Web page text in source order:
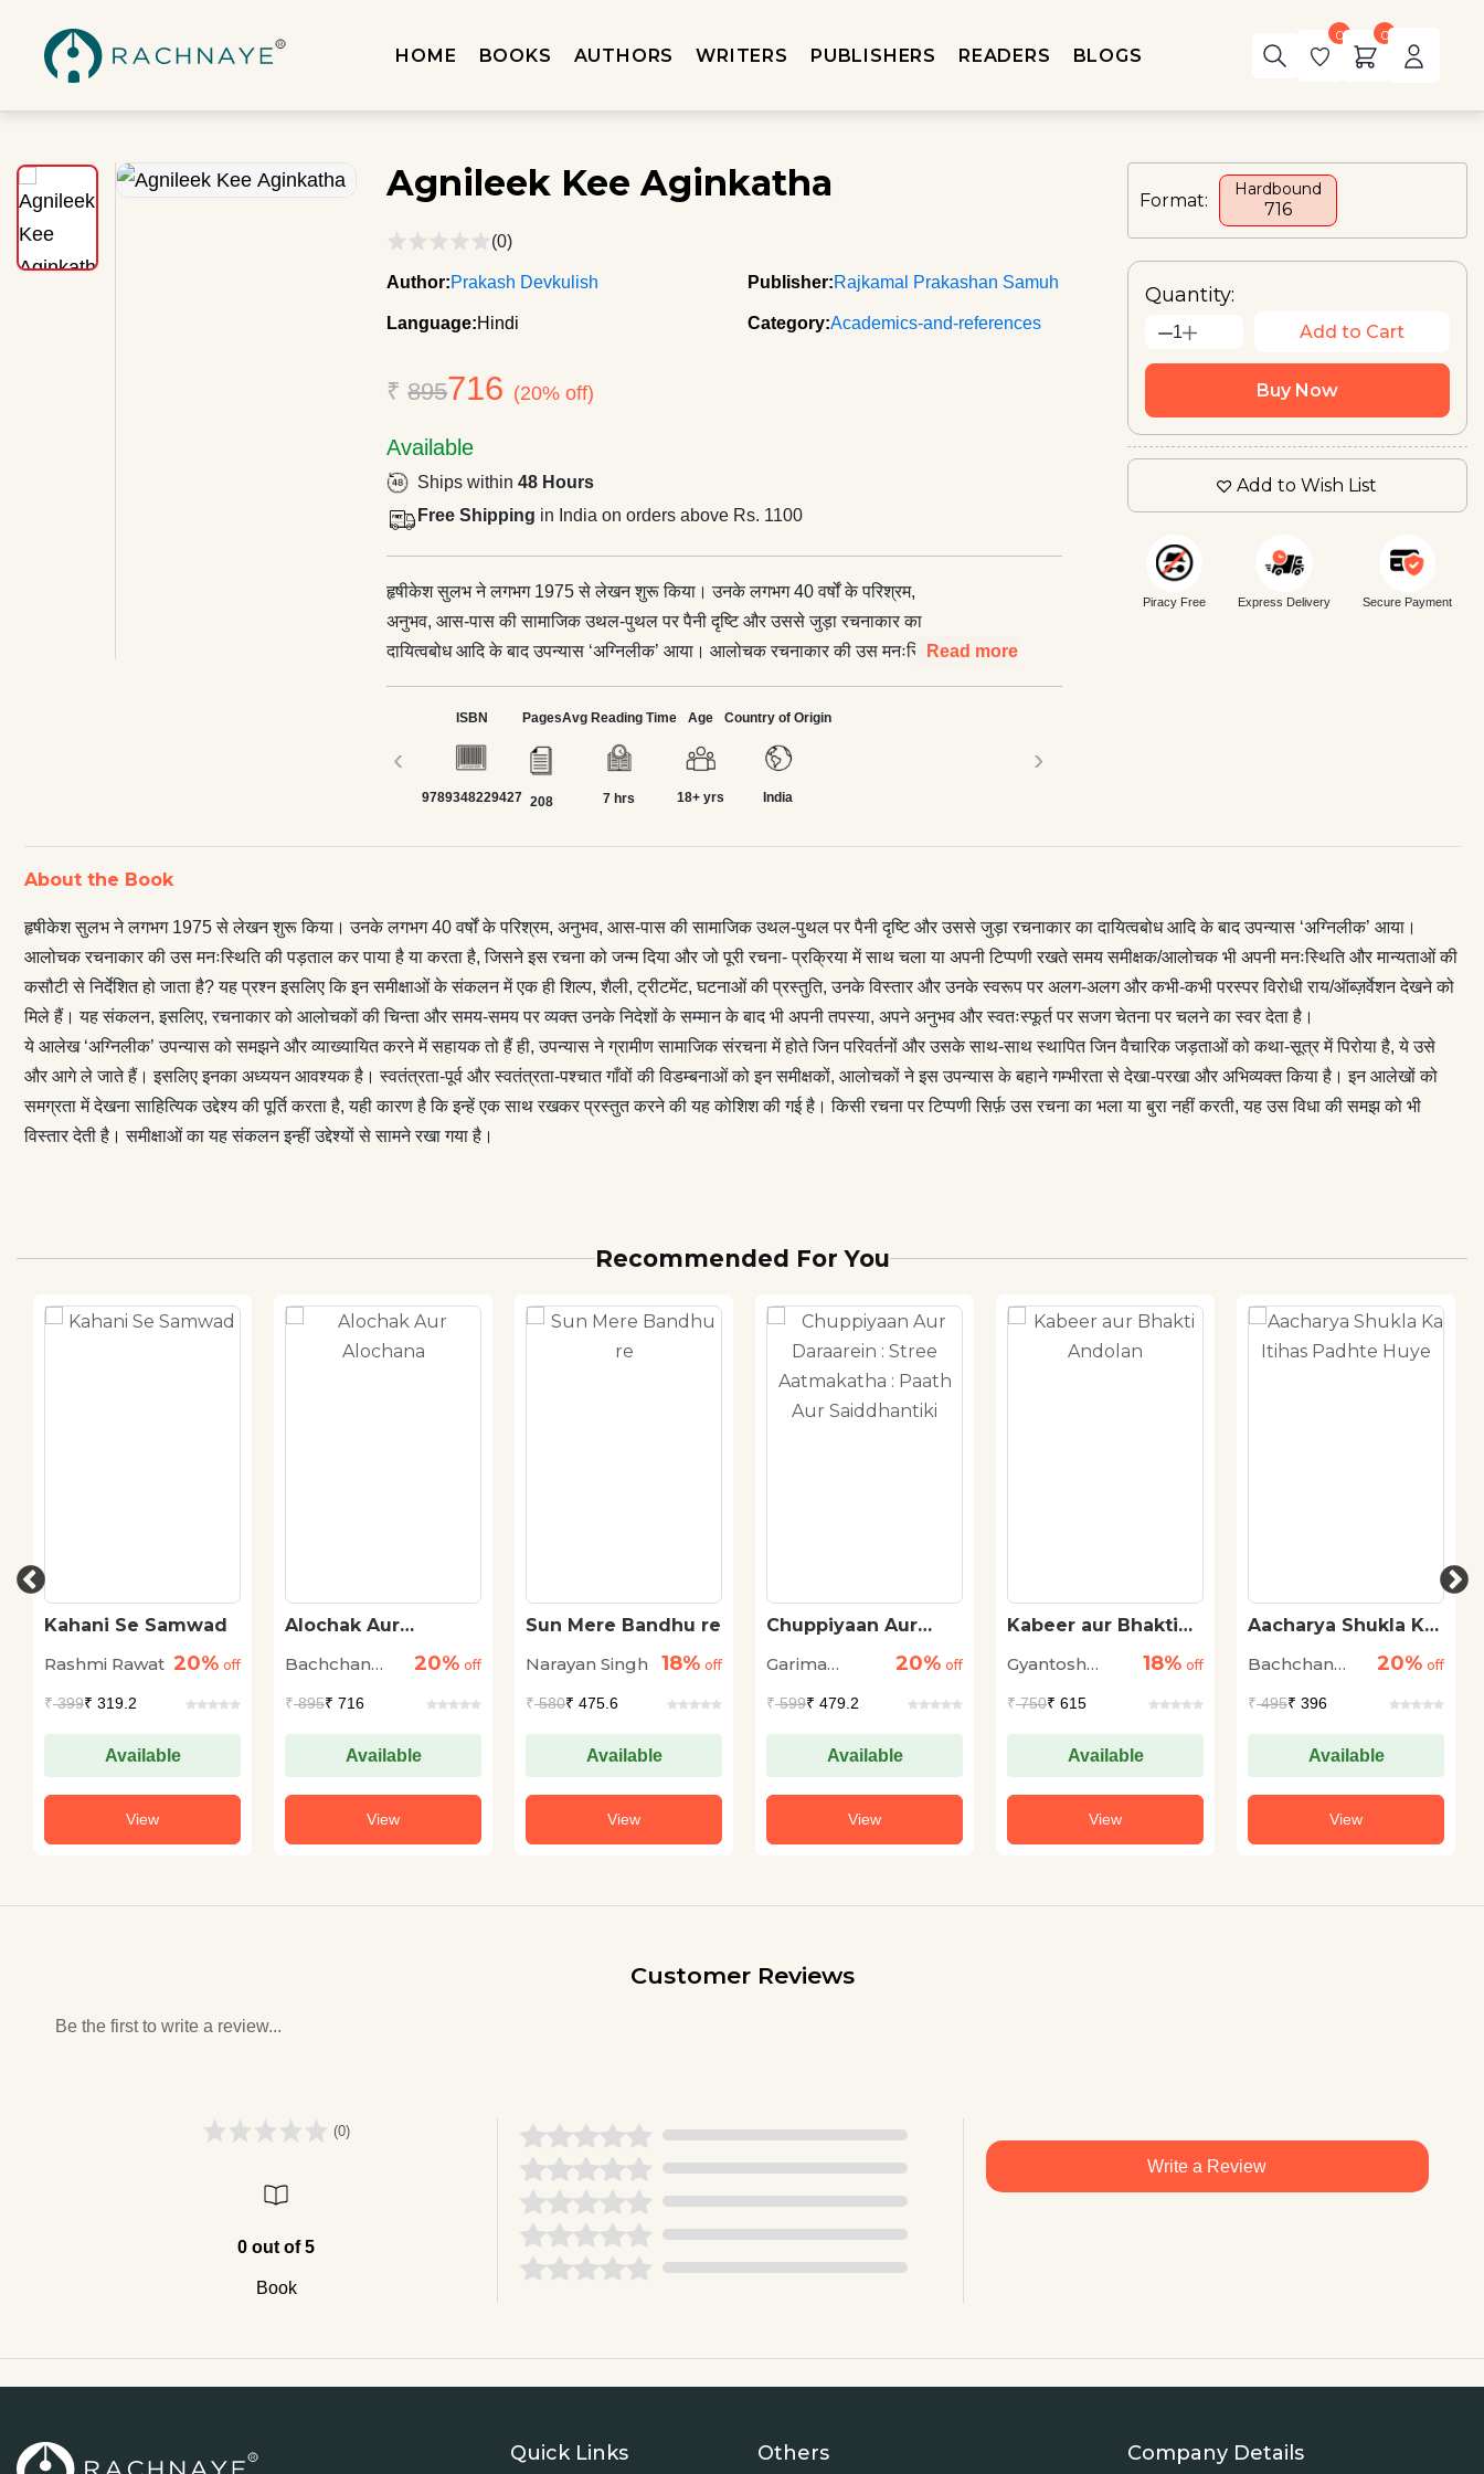
HOME BOOKS AUTHORS WRITERS PUBLISHERS READERS BLOGS
0 0
Agnileek Kee Aginkatha
(0)
Author:Prakash Devkulish Publisher:Rajkamal Prakashan Samuh
Language:Hindi Category:Academics-and-references
₹895716 (20% off)
Available
Ships within48 Hours
Free Shipping in India on orders above Rs. 1100
हृषीकेश सुलभ ने लगभग 1975 से लेखन शुरू किया। उनके लगभग 40 वर्षों के परिश्रम,
अनुभव, आस-पास की सामाजिक उथल-पुथल पर पैनी दृष्टि और उससे जुड़ा रचनाकार का
दायित्वबोध आदि के बाद उपन्यास ‘अग्निलीक’ आया। आलोचक रचनाकार की उस मनःस्थिति
प्रक्रिया में साथ चला या अपनी टिप्पणी रखते समय समीक्षक/आलोचक भी अपनी मनःस्थिति
और मान्यताओं की कसौटी से निर्देशित हो जाता है? यह प्रश्न इसलिए कि इन समीक्षाओं के
संकलन में एक ही शिल्प, शैली, ट्रीटमेंट, घटनाओं की प्रस्तुति, उनके विस्तार और उनके स्वरूप
पर अलग-अलग और कभी-कभी परस्पर विरोधी राय/ऑब्ज़र्वेशन देखने को मिले हैं। यह संकलन,
उपन्यास ने ग्रामीण सामाजिक संरचना में होते जिन परिवर्तनों और उसके साथ-साथ स्थापित
जिन वैचारिक जड़ताओं को कथा-सूत्र में पिरोया है, ये उसे और आगे ले जाते हैं। इसलिए इनका
अध्ययन आवश्यक है। स्वतंत्रता-पूर्व और स्वतंत्रता-पश्चात गाँवों की विडम्बनाओं को इन
समीक्षकों, आलोचकों ने इस उपन्यास के बहाने गम्भीरता से देखा-परखा और अभिव्यक्त किया है।
इन आलेखों को समग्रता में देखना साहित्यिक उद्देश्य की पूर्ति करता है, यही कारण है कि इन्हें एक
साथ रखकर प्रस्तुत करने की यह कोशिश की गई है। किसी रचना पर टिप्पणी सिर्फ़ उस रचना
का भला या बुरा नहीं करती, यह उस विधा की समझ को भी विस्तार देती है। समीक्षाओं का यह
संकलन इन्हीं उद्देश्यों से सामने रखा गया है।
Read more
‹
ISBN
9789348229427
Pages
208
Avg Reading Time
7 hrs
Age
18+ yrs
Country of Origin
India
›
Format:
Hardbound
₹716
Quantity:
1 Add to Cart
Buy Now
Add to Wish List
Piracy Free Express Delivery Secure Payment
About the Book
हृषीकेश सुलभ ने लगभग 1975 से लेखन शुरू किया। उनके लगभग 40 वर्षों के परिश्रम, अनुभव, आस-पास की सामाजिक उथल-पुथल पर पैनी दृष्टि और उससे जुड़ा रचनाकार का दायित्वबोध आदि के बाद उपन्यास ‘अग्निलीक’ आया।
आलोचक रचनाकार की उस मनःस्थिति की पड़ताल कर पाया है या करता है, जिसने इस रचना को जन्म दिया और जो पूरी रचना- प्रक्रिया में साथ चला या अपनी टिप्पणी रखते समय समीक्षक/आलोचक भी अपनी मनःस्थिति और मान्यताओं की
कसौटी से निर्देशित हो जाता है? यह प्रश्न इसलिए कि इन समीक्षाओं के संकलन में एक ही शिल्प, शैली, ट्रीटमेंट, घटनाओं की प्रस्तुति, उनके विस्तार और उनके स्वरूप पर अलग-अलग और कभी-कभी परस्पर विरोधी राय/ऑब्ज़र्वेशन देखने को
मिले हैं। यह संकलन, इसलिए, रचनाकार को आलोचकों की चिन्ता और समय-समय पर व्यक्त उनके निदेशों के सम्मान के बाद भी अपनी तपस्या, अपने अनुभव और स्वतःस्फूर्त पर सजग चेतना पर चलने का स्वर देता है।
ये आलेख ‘अग्निलीक’ उपन्यास को समझने और व्याख्यायित करने में सहायक तो हैं ही, उपन्यास ने ग्रामीण सामाजिक संरचना में होते जिन परिवर्तनों और उसके साथ-साथ स्थापित जिन वैचारिक जड़ताओं को कथा-सूत्र में पिरोया है, ये उसे
और आगे ले जाते हैं। इसलिए इनका अध्ययन आवश्यक है। स्वतंत्रता-पूर्व और स्वतंत्रता-पश्चात गाँवों की विडम्बनाओं को इन समीक्षकों, आलोचकों ने इस उपन्यास के बहाने गम्भीरता से देखा-परखा और अभिव्यक्त किया है। इन आलेखों को
समग्रता में देखना साहित्यिक उद्देश्य की पूर्ति करता है, यही कारण है कि इन्हें एक साथ रखकर प्रस्तुत करने की यह कोशिश की गई है। किसी रचना पर टिप्पणी सिर्फ़ उस रचना का भला या बुरा नहीं करती, यह उस विधा की समझ को भी
विस्तार देती है। समीक्षाओं का यह संकलन इन्हीं उद्देश्यों से सामने रखा गया है।
Recommended For You
Kahani Se Samwad
Rashmi Rawat 20% off
₹399₹ 319.2
Available
View
Alochak Aur
Bachchan
20% off
₹895₹ 716
Available
View
Sun Mere Bandhu re
Narayan Singh
18% off
₹580₹ 475.6
Available
View
Chuppiyaan Aur
Aatmakatha : Paath
Garima
20% off
₹599₹ 479.2
Available
View
Kabeer aur Bhakti
Gyantosh
18% off
₹750₹ 615
Available
View
Aacharya Shukla Ka
Bachchan
20% off
₹495₹ 396
Available
View
Customer Reviews
Be the first to write a review...
(0)
0 out of 5
Book
Write a Review
Quick Links Others Company Details